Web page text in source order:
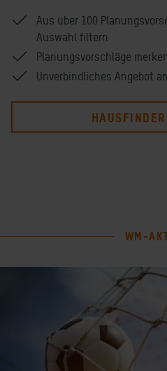
Aus über 100
Auswahl filtern
Planungsvorschläge
Unverbindliches Angebot
WM-